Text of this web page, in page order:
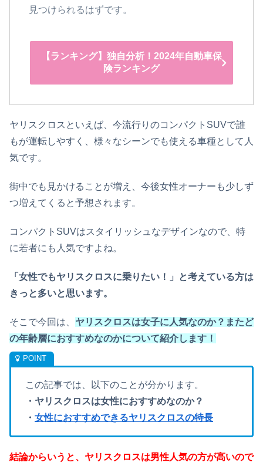
見つけられるはずです。
【ランキング】独自分析！2024年自動車保
険ランキング
ヤリスクロスといえば、今流行りのコンパクトSUVで誰
もが運転しやすく、様々なシーンでも使える車種として人
気です。
街中でも見かけることが増え、今後女性オーナーも少しず
つ増えてくると予想されます。
コンパクトSUVはスタイリッシュなデザインなので、特
に若者にも人気ですよね。
「女性でもヤリスクロスに乗りたい！」と考えている方は
きっと多いと思います。
そこで今回は、 ヤリスクロスは女子に人気なのか？またど
の年齢層におすすめなのかについて紹介します！
この記事では、以下のことが分かります。
・ヤリスクロスは女性におすすめなのか？
・ 女性におすすめできるヤリスクロスの特長
結論からいうと、ヤリスクロスは男性人気の方が高いので